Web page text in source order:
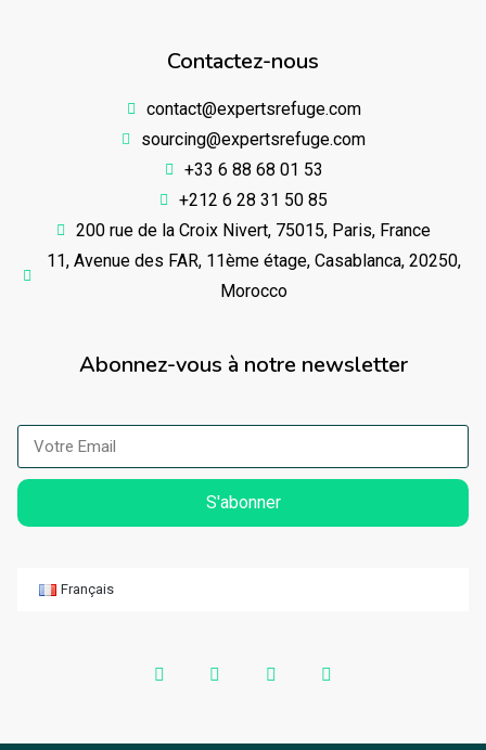
Contactez-nous
contact@expertsrefuge.com
sourcing@expertsrefuge.com
+33 6 88 68 01 53
+212 6 28 31 50 85
200 rue de la Croix Nivert, 75015, Paris, France
11, Avenue des FAR, 11ème étage, Casablanca, 20250,
Morocco
Abonnez-vous à notre newsletter
S'abonner
Français